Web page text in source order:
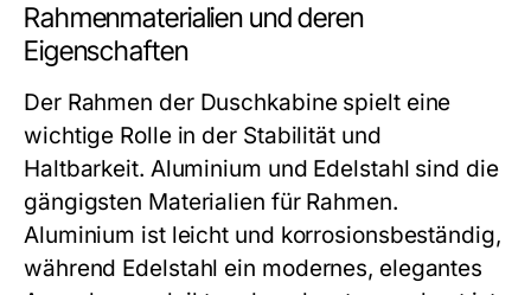
Rahmenmaterialien und deren
Eigenschaften
Der Rahmen der Duschkabine spielt eine
wichtige Rolle in der Stabilität und
Haltbarkeit. Aluminium und Edelstahl sind die
gängigsten Materialien für Rahmen.
Aluminium ist leicht und korrosionsbeständig,
während Edelstahl ein modernes, elegantes